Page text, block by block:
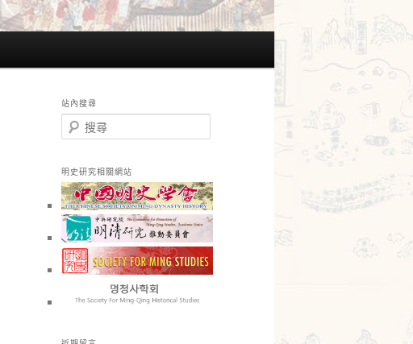
站內搜尋
搜
尋
明史研究相關網站